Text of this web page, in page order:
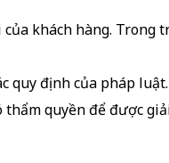
khách hàng. Trong
quy định của pháp
quyền để được